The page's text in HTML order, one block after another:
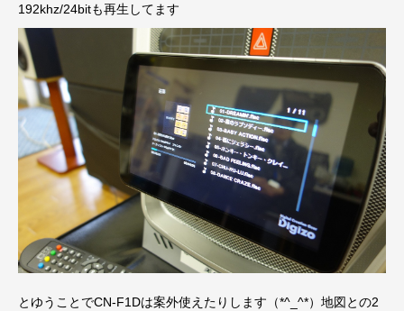
192khz/24bitも再生してます
とゆうことでCN-F1Dは案外使えたりします（*^_^*）地図との2